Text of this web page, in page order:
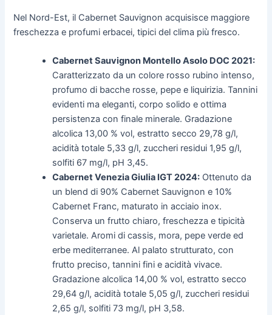
Nel Nord-Est, il Cabernet Sauvignon acquisisce maggiore
freschezza e profumi erbacei, tipici del clima più fresco.
Cabernet Sauvignon Montello Asolo DOC 2021:
Caratterizzato da un colore rosso rubino intenso,
profumo di bacche rosse, pepe e liquirizia. Tannini
evidenti ma eleganti, corpo solido e ottima
persistenza con finale minerale. Gradazione
alcolica 13,00 % vol, estratto secco 29,78 g/l,
acidità totale 5,33 g/l, zuccheri residui 1,95 g/l,
solfiti 67 mg/l, pH 3,45.
Cabernet Venezia Giulia IGT 2024: Ottenuto da
un blend di 90% Cabernet Sauvignon e 10%
Cabernet Franc, maturato in acciaio inox.
Conserva un frutto chiaro, freschezza e tipicità
varietale. Aromi di cassis, mora, pepe verde ed
erbe mediterranee. Al palato strutturato, con
frutto preciso, tannini fini e acidità vivace.
Gradazione alcolica 14,00 % vol, estratto secco
29,64 g/l, acidità totale 5,05 g/l, zuccheri residui
2,65 g/l, solfiti 73 mg/l, pH 3,58.